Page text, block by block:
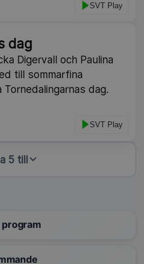
SVT Play
dag
Digervall och Paulina
till sommarfina
dag.
SVT Play
5 till
program